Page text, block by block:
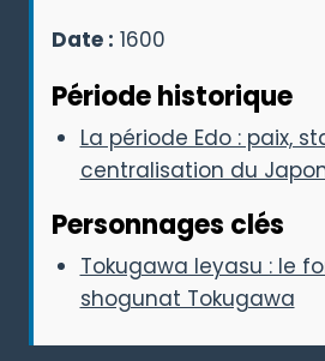
Date : 1600
Période historique
La période Edo : paix,
centralisation du
Personnages clés
Tokugawa Ieyasu : le
shogunat Tokugawa